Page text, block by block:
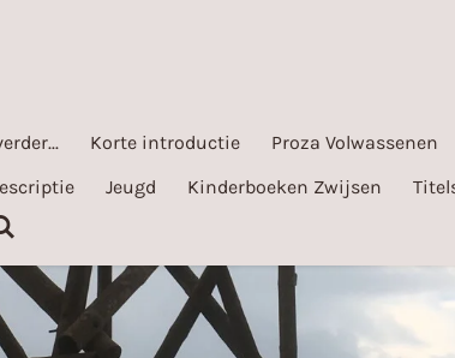
Korte introductie Proza Volwassenen
Jeugd Kinderboeken Zwijsen